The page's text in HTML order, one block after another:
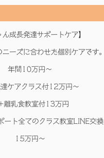
ん成長発達サポートケア】
ーズに合わせた個別ケアです。
年間10万円～
ケアクラス付12万円～
乳食教室付13万円
ート全てのクラス教室LINE交換
15万円～